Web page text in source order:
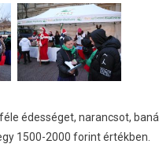
édességet, narancsot,
1500-2000 forint értékben.